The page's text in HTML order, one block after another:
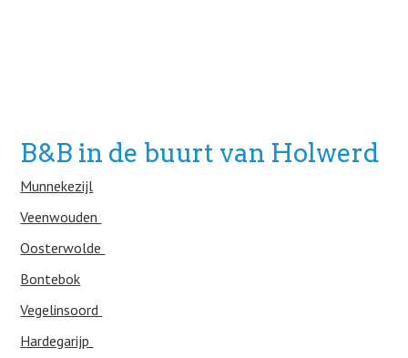
B&B in de buurt van Holwerd
Munnekezijl
Veenwouden
Oosterwolde
Bontebok
Vegelinsoord
Hardegarijp